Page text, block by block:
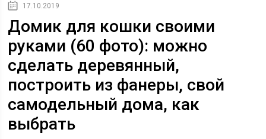
17.10.2019
Домик для кошки своими
руками (60 фото): можно
сделать деревянный,
построить из фанеры, свой
самодельный дома, как
выбрать